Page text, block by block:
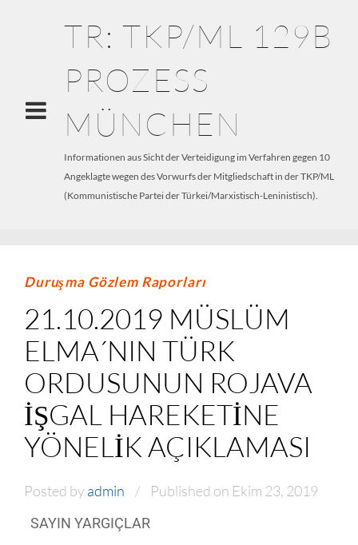
TR: TKP/ML 129B
PROZESS
MÜNCHEN
Informationen aus Sicht der Verteidigung im Verfahren gegen 10
Angeklagte wegen des Vorwurfs der Mitgliedschaft in der TKP/ML
(Kommunistische Partei der Türkei/Marxistisch-Leninistisch).
Duruşma Gözlem Raporları
21.10.2019 MÜSLÜM
ELMA´NIN TÜRK
ORDUSUNUN ROJAVA
IŞGAL HAREKETINE
YÖNELIK AÇIKLAMASI
Posted byadmin Published on Ekim 23, 2019
SAYIN YARGIÇLAR